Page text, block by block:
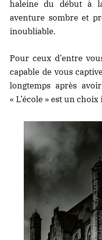
haleine du début à
aventure sombre et
inoubliable.
Pour ceux d’entre
capable de vous
longtemps après
« L’école » est un